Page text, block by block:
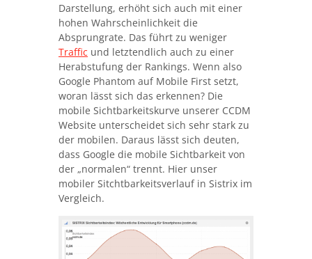
Darstellung, erhöht sich auch mit einer
hohen Wahrscheinlichkeit die
Absprungrate. Das führt zu weniger
Traffic und letztendlich auch zu einer
Herabstufung der Rankings. Wenn also
Google Phantom auf Mobile First setzt,
woran lässt sich das erkennen? Die
mobile Sichtbarkeitskurve unserer CCDM
Website unterscheidet sich sehr stark zu
der mobilen. Daraus lässt sich deuten,
dass Google die mobile Sichtbarkeit von
der „normalen“ trennt. Hier unser
mobiler Sitchtbarkeitsverlauf in Sistrix im
Vergleich.